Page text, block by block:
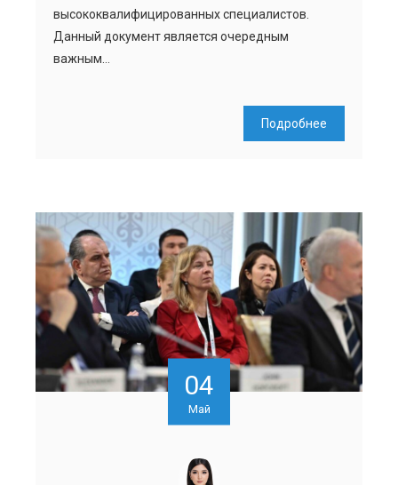
высококвалифицированных специалистов.
Данный документ является очередным
важным…
Подробнее
04
Май